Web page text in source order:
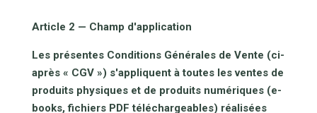
Article 2 — Champ d'application
Les présentes Conditions Générales de Vente (ci-
après « CGV ») s'appliquent à toutes les ventes de
produits physiques et de produits numériques (e-
books, fichiers PDF téléchargeables) réalisées